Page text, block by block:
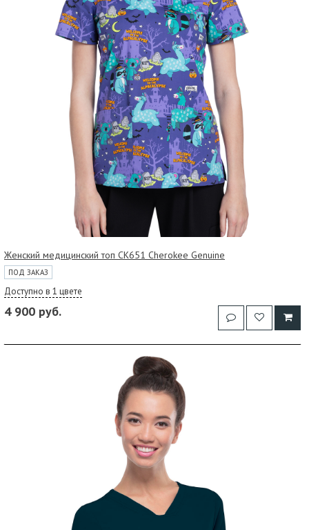
Женский медицинский топ CK651 Cherokee Genuine
ПОД ЗАКАЗ
Доступно в 1 цвете
4 900 руб.